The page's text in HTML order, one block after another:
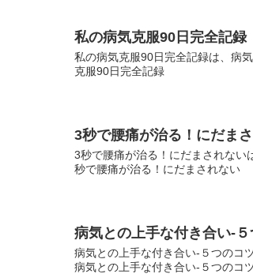
私の病気克服90日完全記録
私の病気克服90日完全記録は、病
克服90日完全記録
3秒で腰痛が治る！にだま
3秒で腰痛が治る！にだまされない
秒で腰痛が治る！にだまされない
病気との上手な付き合い-
病気との上手な付き合い-５つのコ
病気との上手な付き合い-５つのコ